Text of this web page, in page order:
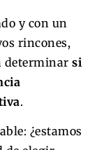
y con un
rincones,
determinar si
.
¿estamos